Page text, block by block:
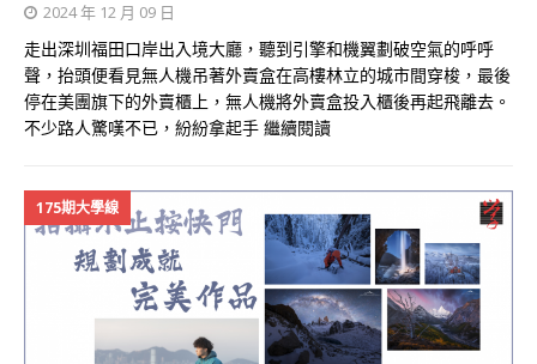
2024 年 12 月 09 日
走出深圳福田口岸出入境大廳，聽到引擎和機翼劃破空氣的呼呼
聲，抬頭便看見無人機吊著外賣盒在高樓林立的城市間穿梭，最後
停在美團旗下的外賣櫃上，無人機將外賣盒投入櫃後再起飛離去。
不少路人驚嘆不已，紛紛拿起手 繼續閱讀
175期大學線